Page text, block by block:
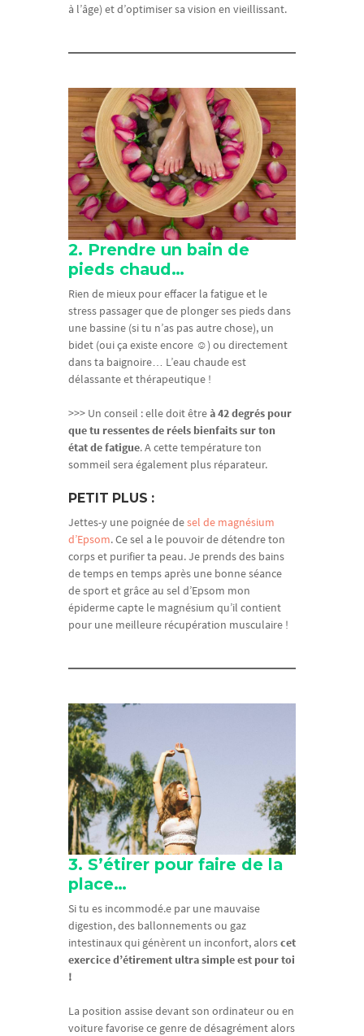
à l’âge) et d’optimiser sa vision en vieillissant.
2. Prendre un bain de
pieds chaud…
Rien de mieux pour effacer la fatigue et le
stress passager que de plonger ses pieds dans
une bassine (si tu n’as pas autre chose), un
bidet (oui ça existe encore ☺) ou directement
dans ta baignoire… L’eau chaude est
délassante et thérapeutique !
>>> Un conseil : elle doit êtreà 42 degrés pour
que tu ressentes de réels bienfaits sur ton
état de fatigue. A cette température ton
sommeil sera également plus réparateur.
PETIT PLUS :
Jettes-y une poignée desel de magnésium
d’Epsom. Ce sel a le pouvoir de détendre ton
corps et purifier ta peau. Je prends des bains
de temps en temps après une bonne séance
de sport et grâce au sel d’Epsom mon
épiderme capte le magnésium qu’il contient
pour une meilleure récupération musculaire !
3. S’étirer pour faire de la
place…
Si tu es incommodé.e par une mauvaise
digestion, des ballonnements ou gaz
intestinaux qui génèrent un inconfort, alorscet
exercice d’étirement ultra simple est pour toi
!
La position assise devant son ordinateur ou en
voiture favorise ce genre de désagrément alors